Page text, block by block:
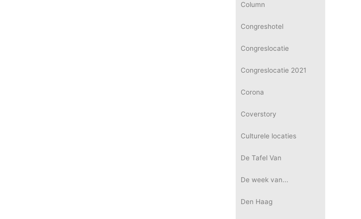
Column
Congreshotel
Congreslocatie
Congreslocatie 2021
Corona
Coverstory
Culturele locaties
De Tafel Van
De week van...
Den Haag